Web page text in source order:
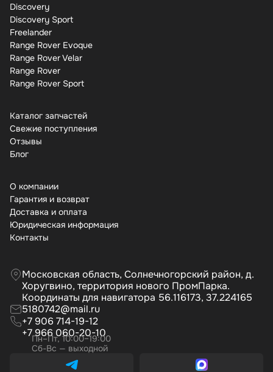
Discovery
Discovery Sport
Freelander
Range Rover Evoque
Range Rover Velar
Range Rover
Range Rover Sport
Каталог запчастей
Свежие поступления
Отзывы
Бло
О компании
Гарантия и возврат
Доставка и оплата
Юридическая информация
Контакты
Московская область, Солнечногорский район, д.
Хоругвино, территория нового ПромПарка.
Координаты для навигатора 56.116173, 37.224165
5180742@mail.ru
+7 906 714-19-12
+7 966 060-20-10
Пн–Пт, 10:00–19:00
Сб-Вс — выходной